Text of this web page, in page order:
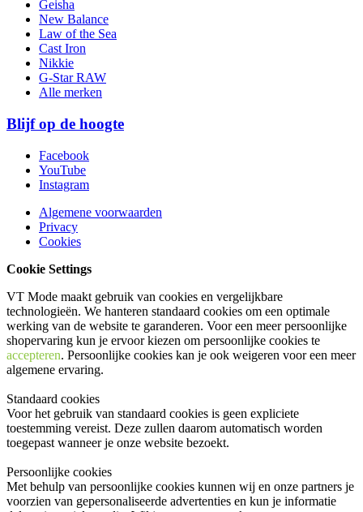
Geisha
New Balance
Law of the Sea
Cast Iron
Nikkie
G-Star RAW
Alle merken
Blijf op de hoogte
Facebook
YouTube
Instagram
Algemene voorwaarden
Privacy
Cookies
Cookie Settings
VT Mode maakt gebruik van cookies en vergelijkbare
technologieën. We hanteren standaard cookies om een optimale
werking van de website te garanderen. Voor een meer persoonlijke
shopervaring kun je ervoor kiezen om persoonlijke cookies te
accepteren. Persoonlijke cookies kan je ook weigeren voor een meer
algemene ervaring.
Standaard cookies
Voor het gebruik van standaard cookies is geen expliciete
toestemming vereist. Deze zullen daarom automatisch worden
toegepast wanneer je onze website bezoekt.
Persoonlijke cookies
Met behulp van persoonlijke cookies kunnen wij en onze partners je
voorzien van gepersonaliseerde advertenties en kun je informatie